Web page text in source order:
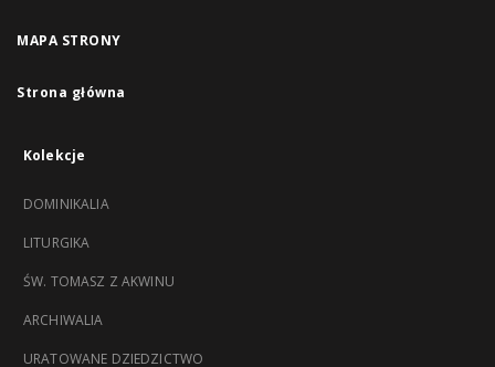
MAPA STRONY
Strona główna
Kolekcje
DOMINIKALIA
LITURGIKA
ŚW. TOMASZ Z AKWINU
ARCHIWALIA
URATOWANE DZIEDZICTWO